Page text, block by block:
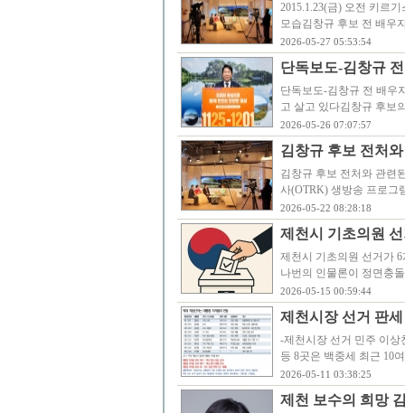
2015.1.23(금) 오전 키르
모습김창규 후보 전 배우
2026-05-27 05:53:54
단독보도-김창규
단독보도-김창규 전 배우
고 살고 있다김창규 후보
2026-05-26 07:07:57
김창규 후보 전처
김창규 후보 전처와 관련
사(OTRK) 생방송 프로
2026-05-22 08:28:18
제천시 기초의원
제천시 기초의원 선거가
나번의 인물론이 정면충
2026-05-15 00:59:44
제천시장 선거 판
-제천시장 선거 민주 이상
등 8곳은 백중세 최근 10
2026-05-11 03:38:25
제천 보수의 희망